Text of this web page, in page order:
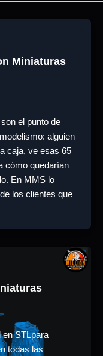
Miniaturas
el punto de
alguien
caja, ve esas 65
cómo quedarían
En MMS lo
los clientes que
en STLpara
todas las